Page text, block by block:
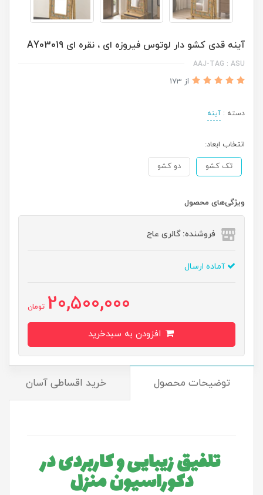
آینه قدی کشو دار لوتوس فیروزه ای ، نقره ای AY03019
AAJ-TAG : ASU
از 173
دسته : آینه
انتخاب ابعاد:
تک کشو دو کشو
ویژگی‌های محصول
فروشنده: گالری عاج
آماده ارسال
20,500,000 تومان
توضیحات محصول خرید اقساطی آسان
تلفیق زیبایی و کاربردی در
دکوراسیون منزل